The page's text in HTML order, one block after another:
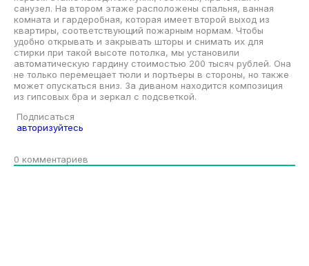
санузел. На втором этаже расположены спальня, ванная
комната и гардеробная, которая имеет второй выход из
квартиры, соответствующий пожарным нормам. Чтобы
удобно открывать и закрывать шторы и снимать их для
стирки при такой высоте потолка, мы установили
автоматическую гардину стоимостью 200 тысяч рублей. Она
не только перемещает тюли и портьеры в стороны, но также
может опускаться вниз. За диваном находится композиция
из гипсовых бра и зеркал с подсветкой.
Подписаться
авторизуйтесь
0 комментариев